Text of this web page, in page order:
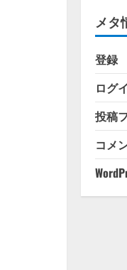
ー
メタ
登録
ログ
投稿
コメ